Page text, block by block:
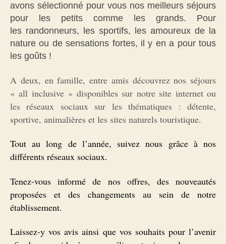
avons sélectionné pour vous nos meilleurs séjours
pour les petits comme les grands. Pour
les randonneurs, les sportifs, les amoureux de la
nature ou de sensations fortes, il y en a pour tous
les goûts !
A deux, en famille, entre amis découvrez nos séjours
« all inclusive » disponibles sur notre site internet ou
les réseaux sociaux sur les thématiques : détente,
sportive, animalières et les sites naturels touristique.
Tout au long de l’année, suivez nous grâce à nos
différents réseaux sociaux.
Tenez-vous informé de nos offres, des nouveautés
proposées et des changements au sein de notre
établissement.
Laissez-y vos avis ainsi que vos souhaits pour l’avenir